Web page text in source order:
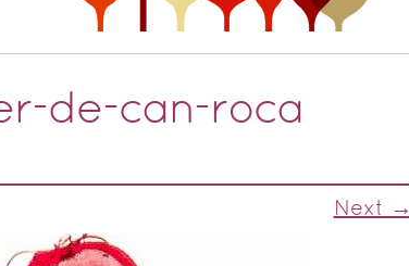
de-can-roca
Next →